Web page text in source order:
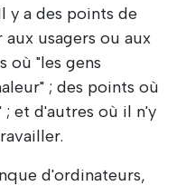
y a des points de
usagers ou aux
où "les gens
; des points où
et d'autres où il n'y
d'ordinateurs,